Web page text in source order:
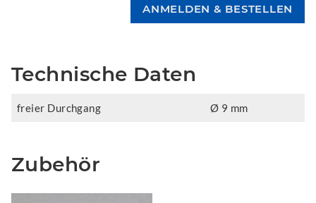
Technische Daten
freier Durchgang Ø 9 mm
Zubehör